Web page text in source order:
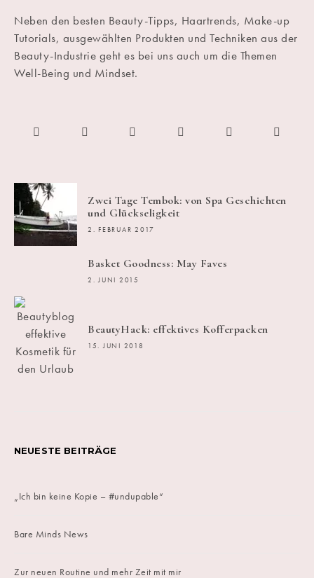
Neben den besten Beauty-Tipps, Haartrends, Make-up
Tutorials, ausgewählten Produkten und Techniken aus der
Beauty-Industrie geht es bei uns auch um die Themen
Well-Being und Mindset.
Zwei Tage Tembok: von Spa Geschichten
und Glückseligkeit
2. FEBRUAR 2017
Basket Goodness: May Faves
2. JUNI 2015
BeautyHack: effektives Kofferpacken
15. JUNI 2018
NEUESTE BEITRÄGE
„Ich bin keine Kopie – #undupable“
Bare Minds News
Zur neuen Routine und mehr Zeit mit mir